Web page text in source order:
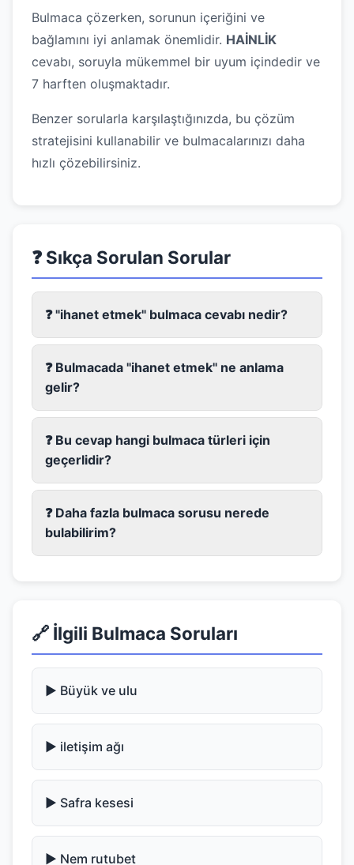
Bulmaca çözerken, sorunun içeriğini ve
bağlamını iyi anlamak önemlidir. HAİNLİK
cevabı, soruyla mükemmel bir uyum içindedir ve
7 harften oluşmaktadır.
Benzer sorularla karşılaştığınızda, bu çözüm
stratejisini kullanabilir ve bulmacalarınızı daha
hızlı çözebilirsiniz.
❓ Sıkça Sorulan Sorular
❓ "ihanet etmek" bulmaca cevabı nedir?
❓ Bulmacada "ihanet etmek" ne anlama
gelir?
❓ Bu cevap hangi bulmaca türleri için
geçerlidir?
❓ Daha fazla bulmaca sorusu nerede
bulabilirim?
🔗 İlgili Bulmaca Soruları
▶️ Büyük ve ulu
▶️ iletişim ağı
▶️ Safra kesesi
▶️ Nem rutubet